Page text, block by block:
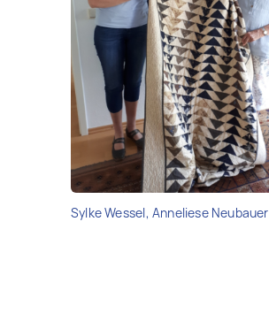
Sylke Wessel, Anneliese Neubauer